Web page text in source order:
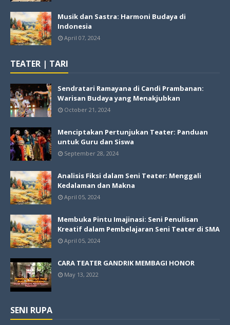
Musik dan Sastra: Harmoni Budaya di
Indonesia
April 07, 2024
TEATER | TARI
Sendratari Ramayana di Candi Prambanan:
Warisan Budaya yang Menakjubkan
October 21, 2024
Menciptakan Pertunjukan Teater: Panduan
untuk Guru dan Siswa
September 28, 2024
Analisis Fiksi dalam Seni Teater: Menggali
Kedalaman dan Makna
April 05, 2024
Membuka Pintu Imajinasi: Seni Penulisan
Kreatif dalam Pembelajaran Seni Teater di SMA
April 05, 2024
CARA TEATER GANDRIK MEMBAGI HONOR
May 13, 2022
SENI RUPA